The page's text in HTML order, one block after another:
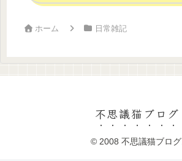
ホーム 日常雑記
不思議猫ブログ
© 2008 不思議猫ブログ.